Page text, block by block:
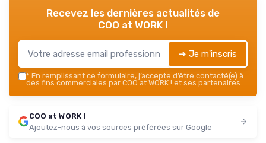
Recevez les dernières actualités de
COO at WORK !
➔ Je m'inscris
* En remplissant ce formulaire, j’accepte d’être contacté(e) à
des fins commerciales par COO at WORK ! et ses partenaires.
COO at WORK !
Ajoutez-nous à vos sources préférées sur Google